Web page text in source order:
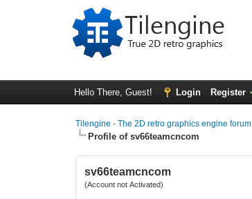
Hello There, Guest! Login Register
Tilengine - The 2D retro graphics engine forum
Profile of sv66teamcncom
sv66teamcncom
(Account not Activated)